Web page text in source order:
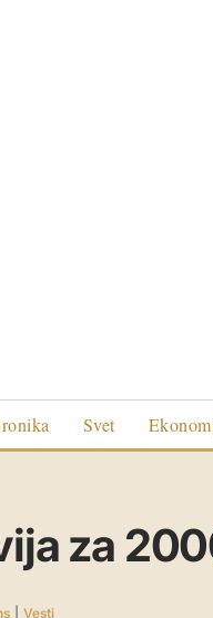
Svet
za
Vesti